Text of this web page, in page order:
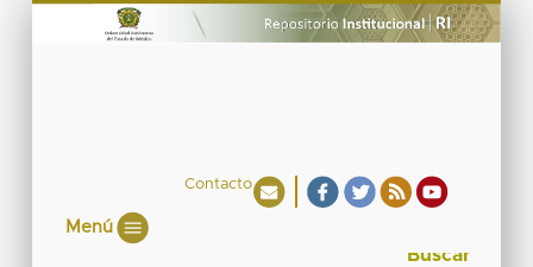
Contacto
Menú
Buscar